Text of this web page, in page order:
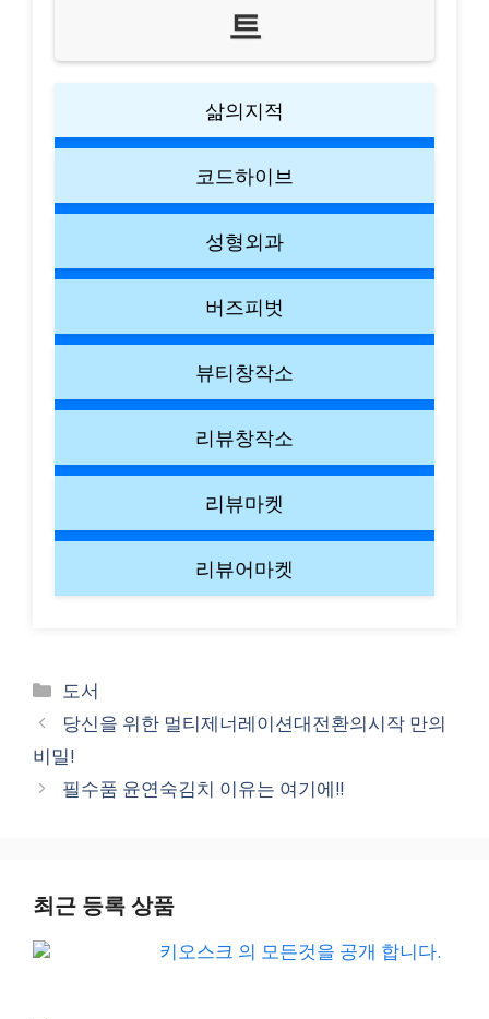
트
삶의지적
코드하이브
성형외과
버즈피벗
뷰티창작소
리뷰창작소
리뷰마켓
리뷰어마켓
Categories
도서
당신을 위한 멀티제너레이션대전환의시작 만의
비밀!
필수품 윤연숙김치 이유는 여기에!!
최근 등록 상품
키오스크 의 모든것을 공개 합니다.